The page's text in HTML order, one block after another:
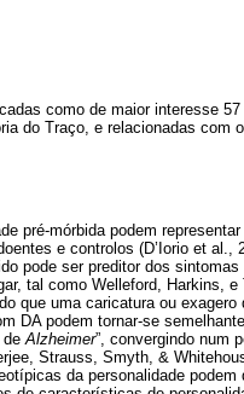
como de maior interesse
do Traço, e relacionadas com
pré-mórbida podem
e controlos (D’Iorio et al.,
pode ser preditor dos
tal como Welleford, Harkins, e
que uma caricatura ou exagero
DA podem tornar-se
de Alzheimer”, convergindo num
Strauss, Smyth, &
da personalidade podem